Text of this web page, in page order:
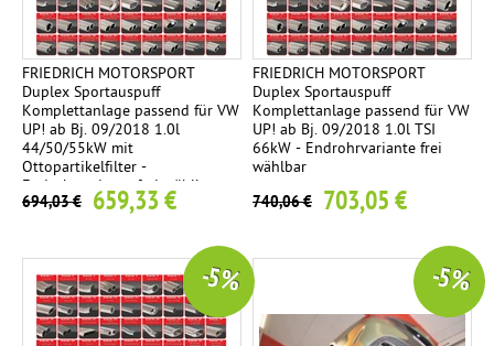
FRIEDRICH MOTORSPORT
Duplex Sportauspuff
Komplettanlage passend für VW
UP! ab Bj. 09/2018 1.0l
44/50/55kW mit
Ottopartikelfilter -
Endrohrvariante frei wählbar
694,03 € 659,33 €
FRIEDRICH MOTORSPORT
Duplex Sportauspuff
Komplettanlage passend für VW
UP! ab Bj. 09/2018 1.0l TSI
66kW - Endrohrvariante frei
wählbar
740,06 € 703,05 €
-5 % -5 %